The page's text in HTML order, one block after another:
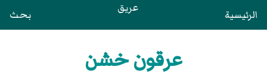
الرئيسية عريق بحث
عرقون خشن